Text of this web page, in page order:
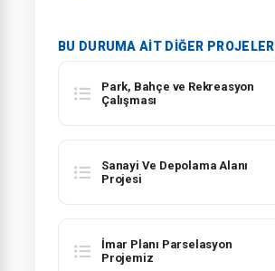
BU DURUMA AIT DIĞER PROJELER
Park, Bahçe ve Rekreasyon
Çalışması
Sanayi Ve Depolama Alanı
Projesi
İmar Planı Parselasyon
Projemiz